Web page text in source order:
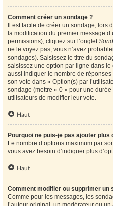
Comment créer un sondage ?
Il est facile de créer un sondage, lors
la modification du premier message
permissions), cliquez sur l’onglet
ne le voyez pas, vous n’avez
sondages). Saisissez le titre du
saisissez une option par ligne dans
aussi indiquer le nombre de
son vote dans « Option(s) par
sondage (mettre « 0 » pour une
utilisateurs de modifier leur vote.
Haut
Pourquoi ne puis-je pas ajouter plus
Le nombre d’options maximum par
vous avez besoin d’indiquer plus
Haut
Comment modifier ou supprimer un
Comme pour les messages, les